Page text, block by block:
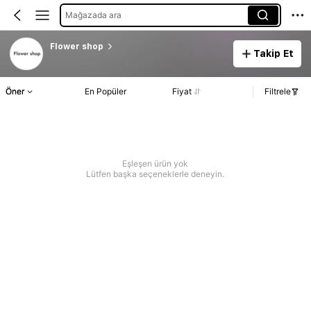
Mağazada ara
Flower shop
Takip Et
Öner En Popüler Fiyat Filtrele
Eşleşen ürün yok
Lütfen başka seçeneklerle deneyin.